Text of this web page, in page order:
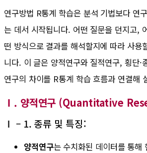
연구방법 R통계 학습은 분석 기법보다 연
는 데서 시작됩니다. 어떤 질문을 던지고,
떤 방식으로 결과를 해석할지에 따라 사용
니다. 이 글은 양적연구와 질적연구, 횡단·
연구의 차이를 R통계 학습 흐름과 연결해
Ⅰ. 양적연구 (Quantitative
Ⅰ – 1. 종류 및 특징:
양적연구는 수치화된 데이터를 통해